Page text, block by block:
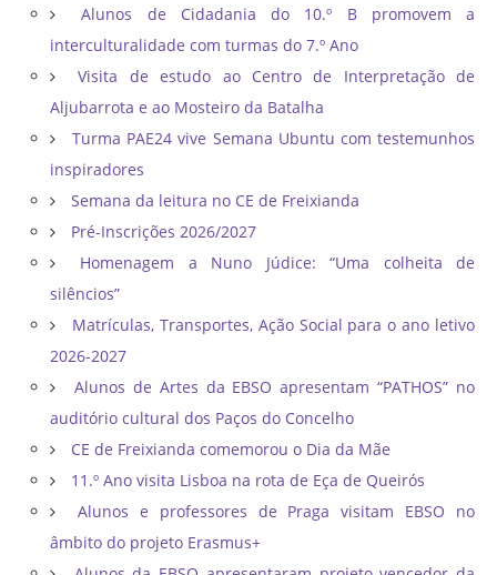
Alunos de Cidadania do 10.º B promovem a
interculturalidade com turmas do 7.º Ano
Visita de estudo ao Centro de Interpretação de
Aljubarrota e ao Mosteiro da Batalha
Turma PAE24 vive Semana Ubuntu com testemunhos
inspiradores
Semana da leitura no CE de Freixianda
Pré-Inscrições 2026/2027
Homenagem a Nuno Júdice: “Uma colheita de
silêncios”
Matrículas, Transportes, Ação Social para o ano letivo
2026-2027
Alunos de Artes da EBSO apresentam “PATHOS” no
auditório cultural dos Paços do Concelho
CE de Freixianda comemorou o Dia da Mãe
11.º Ano visita Lisboa na rota de Eça de Queirós
Alunos e professores de Praga visitam EBSO no
âmbito do projeto Erasmus+